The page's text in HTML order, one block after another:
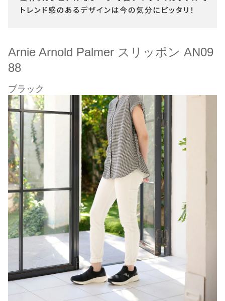
Arnie Arnold Palmer スリッポン AN09
88
ブラック